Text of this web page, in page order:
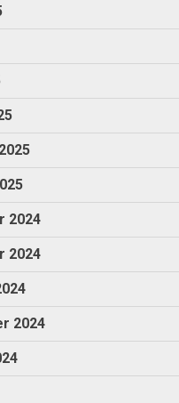
2024
2024
2024